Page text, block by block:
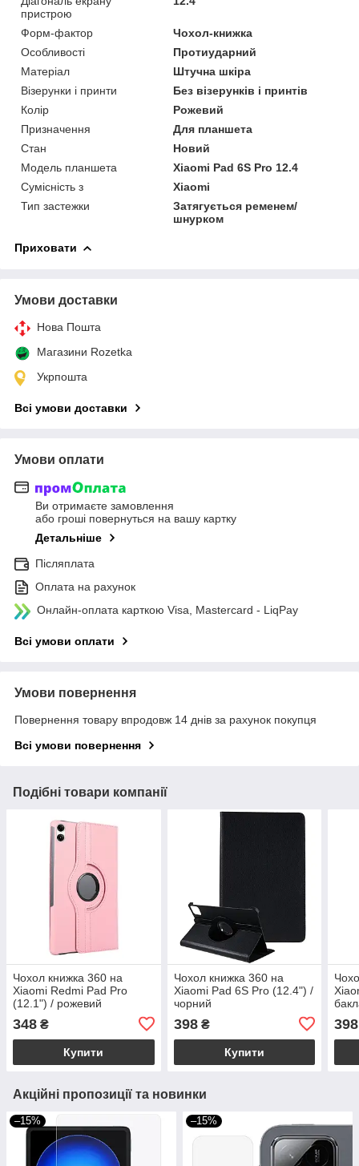
пристрою
Форм-фактор
Чохол-книжка
Особливості
Протиударний
Матеріал
Штучна шкіра
Візерунки і принти
Без візерунків і принтів
Колір
Рожевий
Призначення
Для планшета
Стан
Новий
Модель планшета
Xiaomi Pad 6S Pro 12.4
Сумісність з
Xiaomi
Тип застежки
Затягується ременем/
шнурком
Приховати
Умови доставки
Нова Пошта
Магазини Rozetka
Укрпошта
Всі умови доставки
Умови оплати
Ви отримаєте замовлення
або гроші повернуться на вашу картку
Детальніше
Післяплата
Оплата на рахунок
Онлайн-оплата карткою Visa, Mastercard - LiqPay
Всі умови оплати
Умови повернення
Повернення товару впродовж 14 днів за рахунок покупця
Всі умови повернення
Подібні товари компанії
Чохол книжка 360 на
Xiaomi Redmi Pad Pro
(12.1") / рожевий
348 ₴
Купити
Чохол книжка 360 на
Xiaomi Pad 6S Pro (12.4") /
чорний
398₴
Купити
398
Акційні пропозиції та новинки
–15% –15%